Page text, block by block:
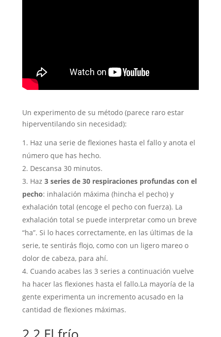
Un experimento de su método (parece raro estar
hiperventilando sin necesidad):
Haz una serie de flexiones hasta el fallo y anota el
número que has hecho.
Descansa 30 minutos.
Haz 3 series de 30 respiraciones profundas con el
pecho: inhalación máxima (hincha el pecho) y
exhalación total (encoge el pecho con fuerza). La
exhalación total se puede interpretar como un breve
“ha”. Si lo haces correctamente, en las últimas de la
serie, te sentirás flojo, como con un ligero mareo o
dolor de cabeza, para ahí.
Cuando acabes las 3 series a continuación vuelve
ha hacer las flexiones hasta el fallo.La mayoría de la
gente experimenta un incremento acusado en la
cantidad de flexiones máximas.